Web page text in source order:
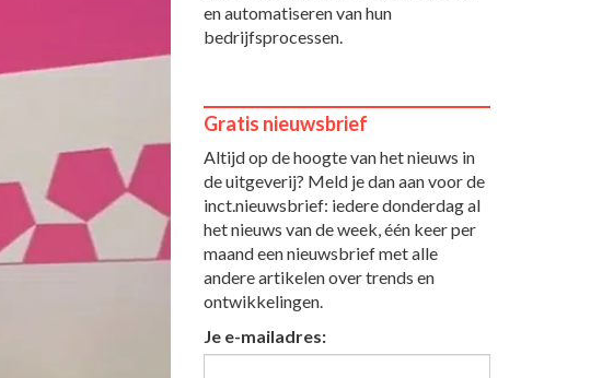
en automatiseren van hun
bedrijfsprocessen.
Gratis nieuwsbrief
Altijd op de hoogte van het nieuws in
de uitgeverij? Meld je dan aan voor de
inct.nieuwsbrief: iedere donderdag al
het nieuws van de week, één keer per
maand een nieuwsbrief met alle
andere artikelen over trends en
ontwikkelingen.
Je e-mailadres: